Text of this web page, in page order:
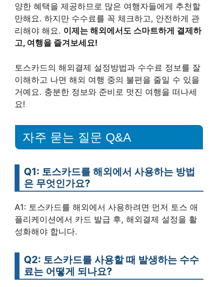
양한 혜택을 제공하므로 많은 여행자들에게 추천할
만해요. 하지만 수수료를 꼭 체크하고, 안전하게 관
리해야 해요. 이제는 해외에서도 스마트하게 결제하
고, 여행을 즐겨보세요!
토스카드의 해외결제 설정방법과 수수료 정보를 잘
이해하고 나면 해외 여행 중의 불편을 줄일 수 있을
거예요. 충분한 정보와 준비로 멋진 여행을 떠나세
요!
자주 묻는 질문 Q&A
Q1: 토스카드를 해외에서 사용하는 방법
은 무엇인가요?
A1: 토스카드를 해외에서 사용하려면 먼저 토스 애
플리케이션에서 카드 발급 후, 해외결제 설정을 활
성화해야 합니다.
Q2: 토스카드를 사용할 때 발생하는 수수
료는 어떻게 되나요?